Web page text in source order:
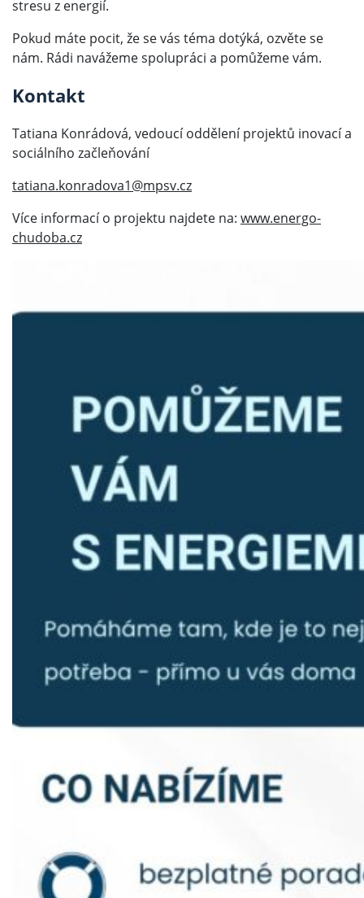
stresu z energií.
Pokud máte pocit, že se vás téma dotýká, ozvěte se
nám. Rádi navážeme spolupráci a pomůžeme vám.
Kontakt
Tatiana Konrádová, vedoucí oddělení projektů inovací a
sociálního začleňování
tatiana.konradova1@mpsv.cz
Více informací o projektu najdete na: www.energo-
chudoba.cz